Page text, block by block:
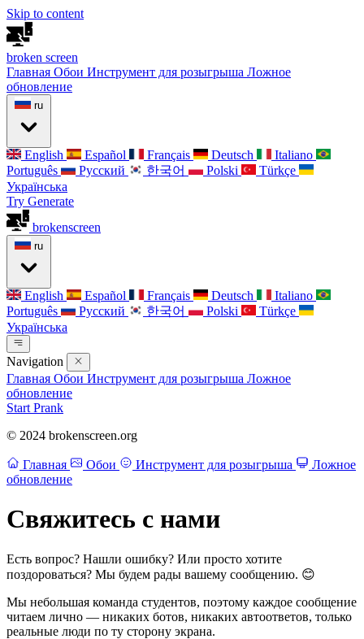
Skip to content
broken screen
Главная Обои Инструмент для розыгрыша Ложное
обновление
ru
English Español Français Deutsch
Italiano
Português
Русский 한국어 Polski
Türkçe
Українська
Try Generate
brokenscreen
ru
English Español Français Deutsch
Italiano
Português
Русский 한국어 Polski
Türkçe
Українська
Navigation
Главная Обои Инструмент для розыгрыша Ложное
обновление
Start Prank
© 2024 brokenscreen.org
Главная Обои Инструмент для розыгрыша
Ложное
обновление
Свяжитесь с нами
Есть вопрос? Нашли ошибку? Или просто хотите
поздороваться? Мы будем рады вашему сообщению. 😊
Мы небольшая команда студентов, поэтому каждое сообщение
читаем лично — никаких ботов, никаких автоответов, только
реальные люди по ту сторону экрана.